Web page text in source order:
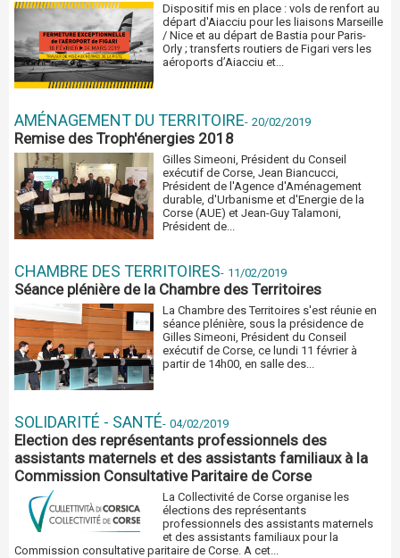
Dispositif mis en place : vols de renfort au
départ d'Aiacciu pour les liaisons Marseille
/ Nice et au départ de Bastia pour Paris-
Orly ; transferts routiers de Figari vers les
aéroports d’Aiacciu et...
AMÉNAGEMENT DU TERRITOIRE- 20/02/2019
Remise des Troph'énergies 2018
Gilles Simeoni, Président du Conseil
exécutif de Corse, Jean Biancucci,
Président de l'Agence d'Aménagement
durable, d'Urbanisme et d'Energie de la
Corse (AUE) et Jean-Guy Talamoni,
Président de...
CHAMBRE DES TERRITOIRES- 11/02/2019
Séance plénière de la Chambre des Territoires
La Chambre des Territoires s'est réunie en
séance plénière, sous la présidence de
Gilles Simeoni, Président du Conseil
exécutif de Corse, ce lundi 11 février à
partir de 14h00, en salle des...
SOLIDARITÉ - SANTÉ- 04/02/2019
Election des représentants professionnels des
assistants maternels et des assistants familiaux à la
Commission Consultative Paritaire de Corse
La Collectivité de Corse organise les
élections des représentants
professionnels des assistants maternels
et des assistants familiaux pour la
Commission consultative paritaire de Corse. A cet...